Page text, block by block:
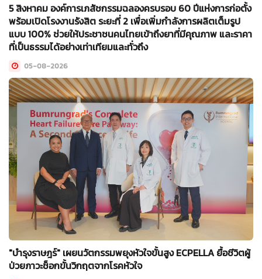
5 สิงหาคม องค์การเภสัชกรรมฉลองครบรอบ 60 ปีแห่งการก่อตั้ง
พร้อมเปิดโรงงานรังสิต ระยะที่ 2 เพื่อเพิ่มกำลังการผลิตเต็มรูป
แบบ 100% ช่วยให้ประชาชนคนไทยเข้าถึงยาที่มีคุณภาพ และราคา
ที่เป็นธรรมได้อย่างเท่าเทียมและทั่วถึง
05-08-2026
"บำรุงราษฎร์" เผยนวัตกรรมพยุงหัวใจขั้นสูง ECPELLA ยื้อชีวิตผู้
ป่วยภาวะช็อกขั้นวิกฤตจากโรคหัวใจ